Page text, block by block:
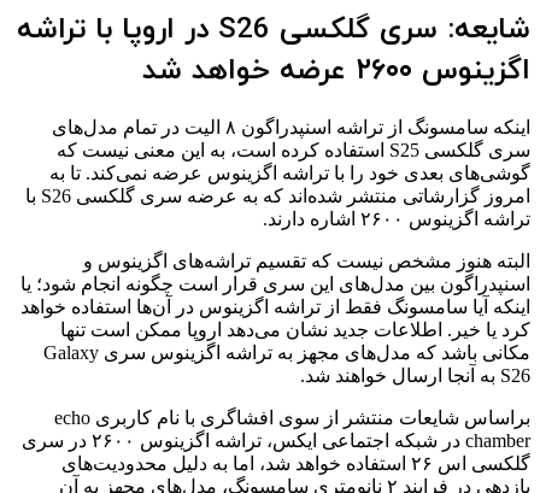
شایعه: سری گلکسی S26 در اروپا با تراشه
اگزینوس ۲۶۰۰ عرضه خواهد شد
اینکه سامسونگ از تراشه اسنپدراگون ۸ الیت در تمام مدل‌های
سری گلکسی S25 استفاده کرده است، به این معنی نیست که
گوشی‌های بعدی خود را با تراشه اگزینوس عرضه نمی‌کند. تا به
امروز گزارشاتی منتشر شده‌اند که به عرضه سری گلکسی S26 با
تراشه اگزینوس ۲۶۰۰ اشاره دارند.
البته هنوز مشخص نیست که تقسیم تراشه‌های اگزینوس و
اسنپدراگون بین مدل‌های این سری قرار است چگونه انجام شود؛ یا
اینکه آیا سامسونگ فقط از تراشه اگزینوس در آن‌ها استفاده خواهد
کرد یا خیر. اطلاعات جدید نشان می‌دهد اروپا ممکن است تنها
مکانی باشد که مدل‌های مجهز به تراشه اگزینوس سری Galaxy
S26 به آنجا ارسال خواهند شد.
براساس شایعات منتشر از سوی افشاگری با نام کاربری echo
chamber در شبکه اجتماعی ایکس، تراشه اگزینوس ۲۶۰۰ در سری
گلکسی اس ۲۶ استفاده خواهد شد، اما به دلیل محدودیت‌های
بازدهی در فرایند ۲ نانومتری سامسونگ، مدل‌های مجهز به آن